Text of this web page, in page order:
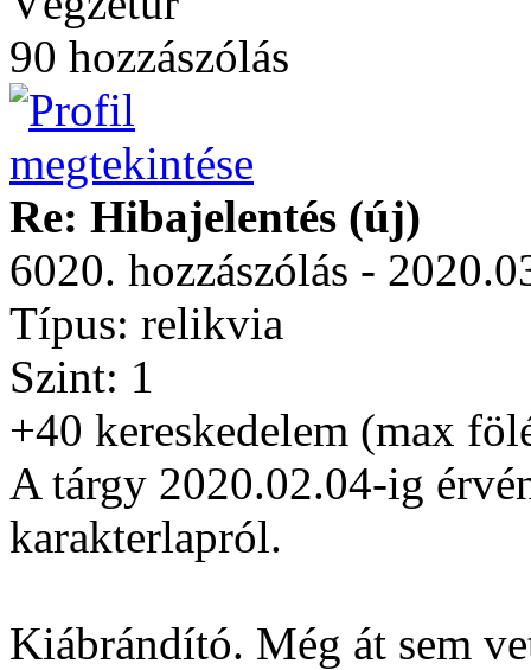
90 hozzászólás
Re: Hibajelentés (új)
6020. hozzászólás -
Típus: relikvia
Szint: 1
+40 kereskedelem (max
A tárgy 2020.02.04-ig
karakterlapról.
Kiábrándító. Még át sem